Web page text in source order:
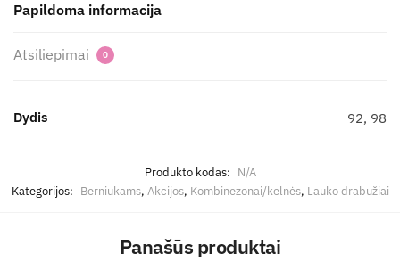
Papildoma informacija
Atsiliepimai 0
Dydis 92, 98
Produkto kodas: N/A
Kategorijos: Berniukams, Akcijos, Kombinezonai/kelnės, Lauko drabužiai
Panašūs produktai